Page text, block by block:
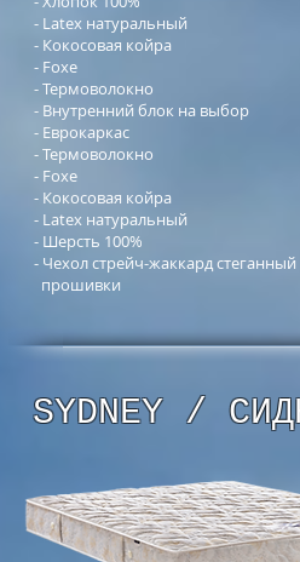
- Latex натуральный
- Кокосовая койра
- Foxe
- Термоволокно
- Внутренний блок на выбор
- Еврокаркас
- Термоволокно
- Foxe
- Кокосовая койра
- Latex натуральный
- Шерсть 100%
- Чехол стрейч-жаккард
прошивки
SYDNEY /